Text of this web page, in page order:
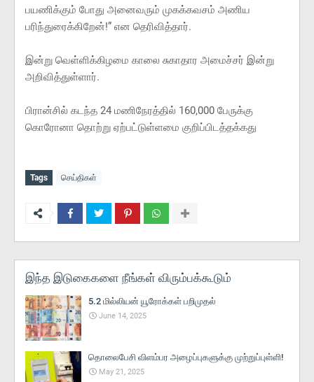
பயணிக்கும் போது அனைவரும் முகக்கவசம் அணிய
பரிந்துரைக்கிறேன்!” என தெரிவித்தார்.
இன்று வெள்ளிக்கிழமை காலை சுகாதார அமைச்சர் இன்று
அறிவித்துள்ளார்.
பிரான்சில் கடந்த 24 மணிநேரத்தில் 160,000 பேருக்கு
கொரோனா தொற்று ஏற்பட்டுள்ளமை குறிப்பிடத்தக்கது
Tags செய்திகள்
இந்த இடுகைகளை நீங்கள் விரும்பக்கூடும்
5.2 மில்லியன் யூரோக்கள் பறிமுதல்
June 14, 2025
தொலைபேசி விளம்பர அழைப்புகளுக்கு முற்றுப்புள்ளி!
May 21, 2025